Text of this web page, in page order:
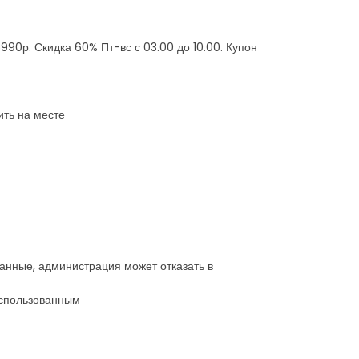
Скидка 60% Пт-вс с 03.00 до 10.00. Купон
на месте
администрация может отказать в